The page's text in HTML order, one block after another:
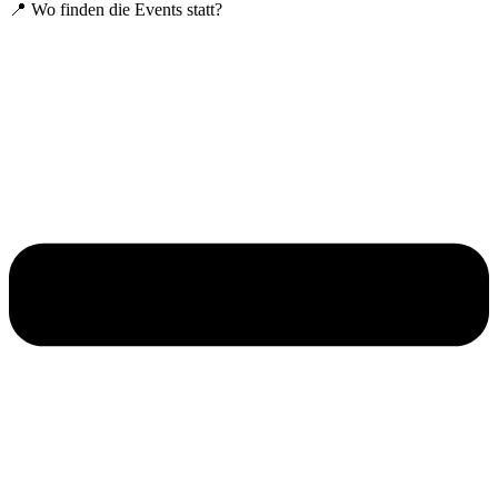
📍 Wo finden die Events statt?